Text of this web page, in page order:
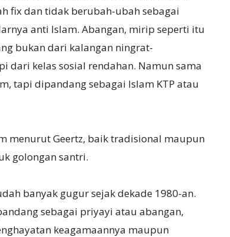
fix dan tidak berubah-ubah sebagai
anti Islam. Abangan, mirip seperti itu
bukan dari kalangan ningrat-
dari kelas sosial rendahan. Namun sama
tapi dipandang sebagai Islam KTP atau
menurut Geertz, baik tradisional maupun
golongan santri.
banyak gugur sejak dekade 1980-an.
sebagai priyayi atau abangan,
keagamaannya maupun